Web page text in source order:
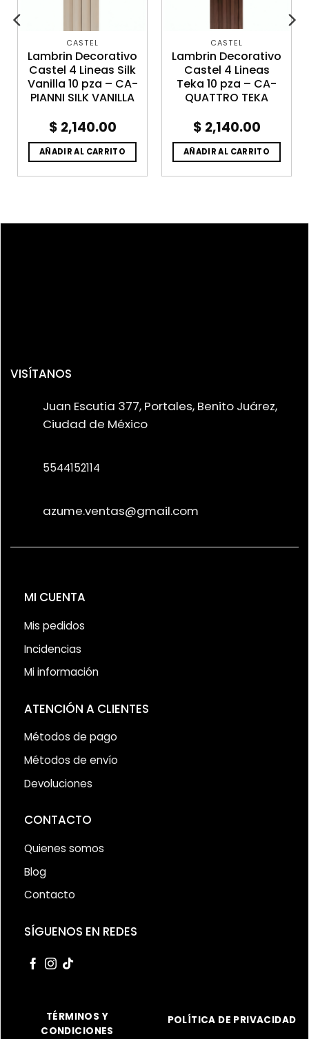
CASTEL
Lambrin Decorativo
Castel 4 Lineas Silk
Vanilla 10 pza – CA-
PIANNI SILK VANILLA
$ 2,140.00
AÑADIR AL CARRITO
CASTEL
Lambrin Decorativo
Castel 4 Lineas
Teka 10 pza – CA-
QUATTRO TEKA
$ 2,140.00
AÑADIR AL CARRITO
VISÍTANOS
Juan Escutia 377, Portales, Benito Juárez,
Ciudad de México
5544152114
azume.ventas@gmail.com
MI CUENTA
Mis pedidos
Incidencias
Mi información
ATENCIÓN A CLIENTES
Métodos de pago
Métodos de envío
Devoluciones
CONTACTO
Quienes somos
Blog
Contacto
SÍGUENOS EN REDES
TÉRMINOS Y
CONDICIONES
POLÍTICA DE PRIVACIDAD